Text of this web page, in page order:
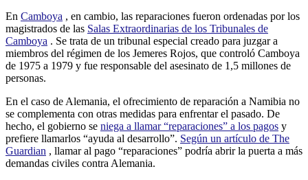
En Camboya , en cambio, las reparaciones fueron ordenadas por los
magistrados de las Salas Extraordinarias de los Tribunales de
Camboya . Se trata de un tribunal especial creado para juzgar a
miembros del régimen de los Jemeres Rojos, que controló Camboya
de 1975 a 1979 y fue responsable del asesinato de 1,5 millones de
personas.
En el caso de Alemania, el ofrecimiento de reparación a Namibia no
se complementa con otras medidas para enfrentar el pasado. De
hecho, el gobierno se niega a llamar “reparaciones” a los pagos y
prefiere llamarlos “ayuda al desarrollo”. Según un artículo de The
Guardian , llamar al pago “reparaciones” podría abrir la puerta a más
demandas civiles contra Alemania.